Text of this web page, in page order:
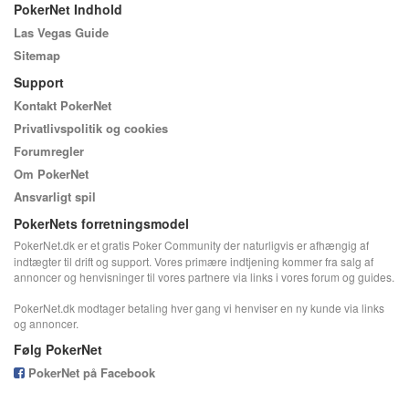
PokerNet Indhold
Las Vegas Guide
Sitemap
Support
Kontakt PokerNet
Privatlivspolitik og cookies
Forumregler
Om PokerNet
Ansvarligt spil
PokerNets forretningsmodel
PokerNet.dk er et gratis Poker Community der naturligvis er afhængig af
indtægter til drift og support. Vores primære indtjening kommer fra salg af
annoncer og henvisninger til vores partnere via links i vores forum og guides.
PokerNet.dk modtager betaling hver gang vi henviser en ny kunde via links
og annoncer.
Følg PokerNet
PokerNet på Facebook